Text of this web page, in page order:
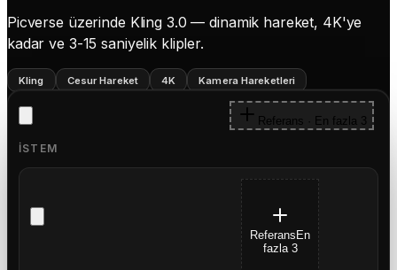
Picverse üzerinde Kling 3.0 — dinamik hareket, 4K'ye
kadar ve 3-15 saniyelik klipler.
Kling Cesur Hareket 4K Kamera Hareketleri
Referans · En fazla 3
İSTEM
Referans En
fazla 3